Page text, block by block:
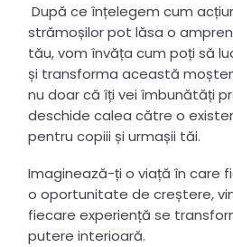
După ce înțelegem cum
strămoșilor pot lăsa o
tău, vom învăța cum poți să
și transforma această
nu doar că îți vei îmbunătăți
deschide calea către o
pentru copiii și urmașii tăi.
Imaginează-ți o viață în care
o oportunitate de creștere,
fiecare experiență se
putere interioară.